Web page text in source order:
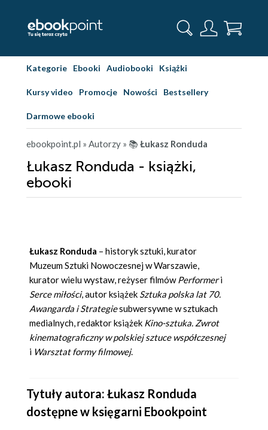
Kategorie Ebooki Audiobooki Książki
Kursy video Promocje Nowości Bestsellery
Darmowe ebooki
ebookpoint.pl » Autorzy » 📚Łukasz Ronduda
Łukasz Ronduda - książki,
ebooki
Łukasz Ronduda – historyk sztuki, kurator
Muzeum Sztuki Nowoczesnej w Warszawie,
kurator wielu wystaw, reżyser filmówPerformeri
Serce miłości, autor książek Sztuka polska lat 70.
Awangarda i Strategiesubwersywne w sztukach
medialnych, redaktor książek Kino-sztuka. Zwrot
kinematograficzny w polskiej sztuce współczesnej
i Warsztat formy filmowej.
Tytuły autora: Łukasz Ronduda
dostępne w księgarni Ebookpoint